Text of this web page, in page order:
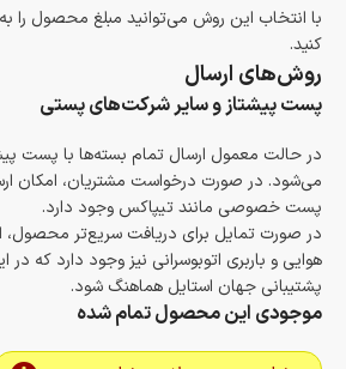
با انتخاب این روش می‌توانید مبلغ محصول
کنید.
روش‌های ارسال
پست پیشتاز و سایر شرکت‌های پستی
در حالت معمول ارسال تمام بسته‌ها با پست
می‌شود. در صورت درخواست مشتریان، امکان
پست خصوصی مانند تیپاکس وجود دارد.
در صورت تمایل برای دریافت سریع‌تر محصول،
هوایی و باربری اتوبوسرانی نیز وجود دارد که
پشتیبانی جهان استایل هماهنگ شود.
موجودی این محصول تمام شده